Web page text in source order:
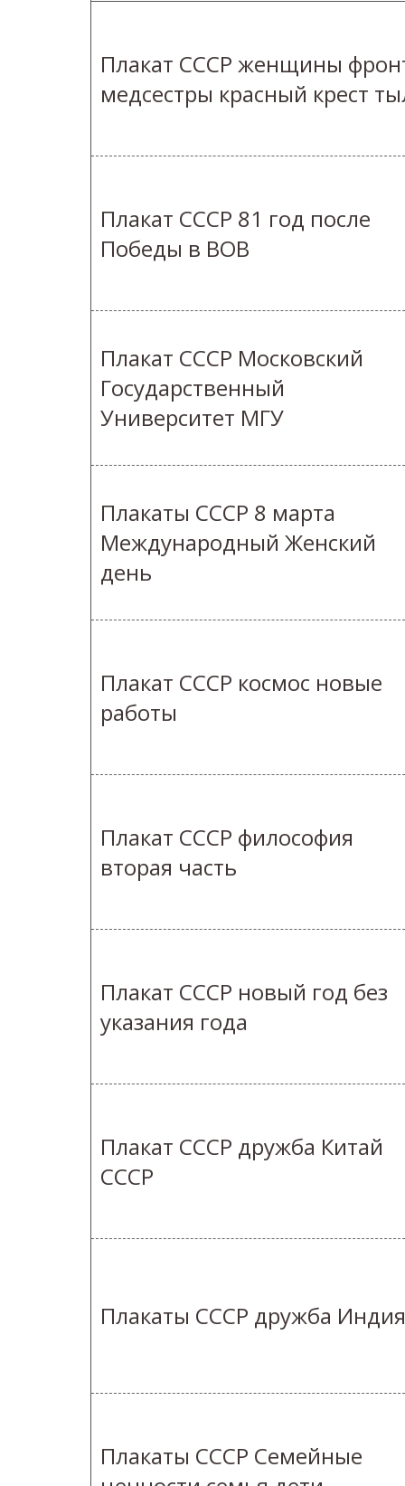
Плакат СССР женщины
медсестры красный крест
Плакат СССР 81 год после
Победы в ВОВ
Плакат СССР Московский
Государственный
Университет МГУ
Плакаты СССР 8 марта
Международный Женский
день
Плакат СССР космос новые
работы
Плакат СССР философия
вторая часть
Плакат СССР новый год без
указания года
Плакат СССР дружба Китай
СССР
Плакаты СССР дружба Индия
Плакаты СССР Семейные